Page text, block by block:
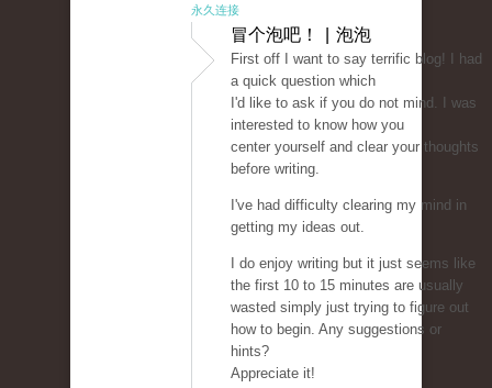
永久连接
冒个泡吧！ | 泡泡
First off I want to say terrific blog! I had
a quick question which
I'd like to ask if you do not mind. I was
interested to know how you
center yourself and clear your thoughts
before writing.
I've had difficulty clearing my mind in
getting my ideas out.
I do enjoy writing but it just seems like
the first 10 to 15 minutes are usually
wasted simply just trying to figure out
how to begin. Any suggestions or
hints?
Appreciate it!